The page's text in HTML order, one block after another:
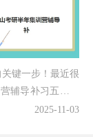
键一步！最近很
辅导补习五大机
正高效的课...
2025-11-03